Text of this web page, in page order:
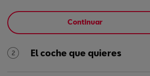
Continuar
2 El coche que quieres